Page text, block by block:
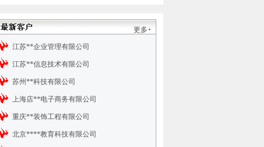
更多+
江苏**企业管理有限公司
江苏**信息技术有限公司
苏州**科技有限公司
上海店**电子商务有限公司
重庆**装饰工程有限公司
北京****教育科技有限公司